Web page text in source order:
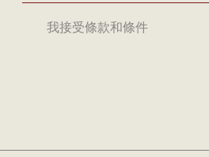
我接受條款和條件